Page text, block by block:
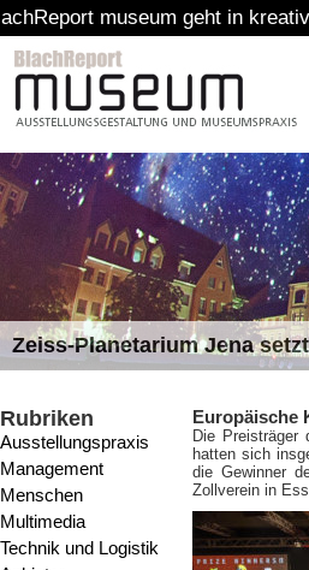
geht in kreative Pause
Zeiss-Planetarium Jena
Rubriken
Ausstellungspraxis
Management
Menschen
Multimedia
Technik und Logistik
Europäische
Die Preisträger
hatten sich
die Gewinner
Zollverein in